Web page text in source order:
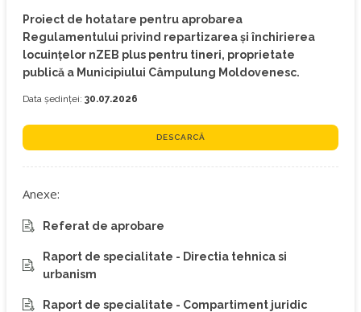
Proiect de hotatare pentru aprobarea
Regulamentului privind repartizarea și închirierea
locuințelor nZEB plus pentru tineri, proprietate
publică a Municipiului Câmpulung Moldovenesc.
Data ședinței: 30.07.2026
DESCARCĂ
Anexe:
Referat de aprobare
Raport de specialitate - Directia tehnica si
urbanism
Raport de specialitate - Compartiment juridic